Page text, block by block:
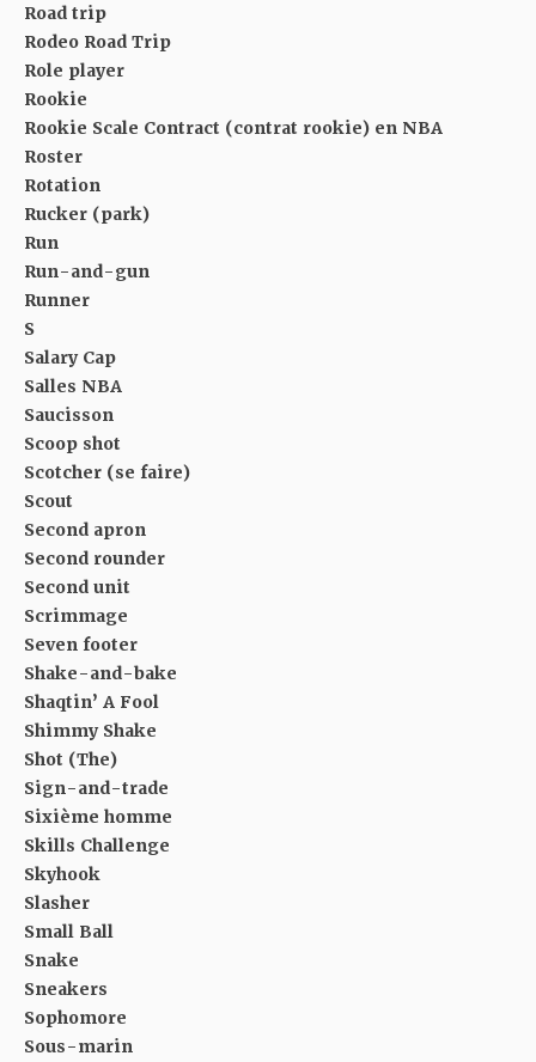
Road trip
Rodeo Road Trip
Role player
Rookie
Rookie Scale Contract (contrat rookie) en NBA
Roster
Rotation
Rucker (park)
Run
Run-and-gun
Runner
S
Salary Cap
Salles NBA
Saucisson
Scoop shot
Scotcher (se faire)
Scout
Second apron
Second rounder
Second unit
Scrimmage
Seven footer
Shake-and-bake
Shaqtin’ A Fool
Shimmy Shake
Shot (The)
Sign-and-trade
Sixième homme
Skills Challenge
Skyhook
Slasher
Small Ball
Snake
Sneakers
Sophomore
Sous-marin